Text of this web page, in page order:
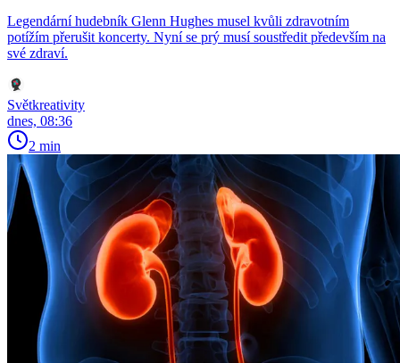
Legendární hudebník Glenn Hughes musel kvůli zdravotním
potížím přerušit koncerty. Nyní se prý musí soustředit především na
své zdraví.
Světkreativity
dnes, 08:36
2 min